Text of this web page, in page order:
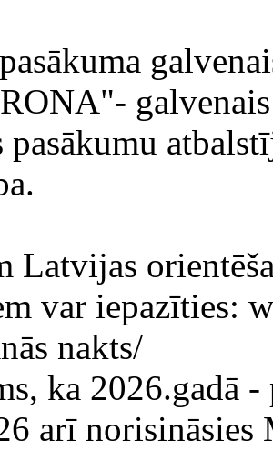
pasākumu
Latvijas
var iepazīties:
nakts/
ka 2026.gadā
arī